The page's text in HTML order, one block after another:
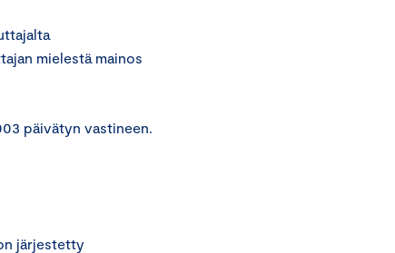
mielestä mainos
päivätyn vastineen.
järjestetty